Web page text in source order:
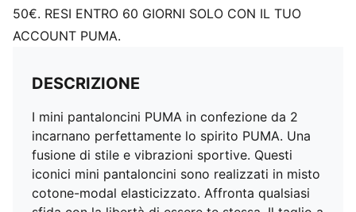
50€. RESI ENTRO 60 GIORNI SOLO CON IL TUO
ACCOUNT PUMA.
DESCRIZIONE
I mini pantaloncini PUMA in confezione da 2
incarnano perfettamente lo spirito PUMA. Una
fusione di stile e vibrazioni sportive. Questi
iconici mini pantaloncini sono realizzati in misto
cotone-modal elasticizzato. Affronta qualsiasi